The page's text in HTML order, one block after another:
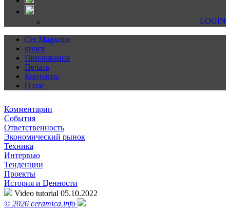
LOGIN
Cer Magazine
киоск
Приложения
Печать
Контакты
О нас
Комментарии
События
Ответственность
Экономический рынок
Техника
Интервью
Тенденции
Проекты
История и Ценности
Video tutorial 05.10.2022
© 2026 ceramica.info